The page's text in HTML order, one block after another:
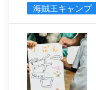
海賊王キャンプ